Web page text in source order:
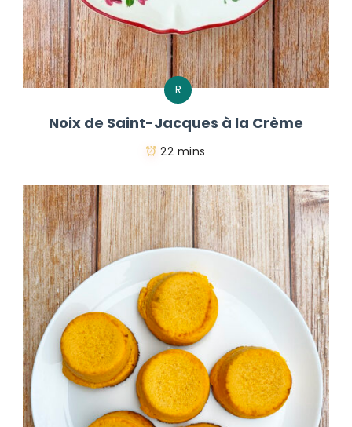
R
Noix de Saint-Jacques à la Crème
22 mins